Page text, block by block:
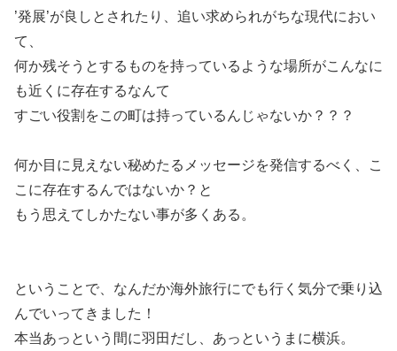
’発展’が良しとされたり、追い求められがちな現代におい
て、
何か残そうとするものを持っているような場所がこんなに
も近くに存在するなんて
すごい役割をこの町は持っているんじゃないか？？？
何か目に見えない秘めたるメッセージを発信するべく、こ
こに存在するんではないか？と
もう思えてしかたない事が多くある。
ということで、なんだか海外旅行にでも行く気分で乗り込
んでいってきました！
本当あっという間に羽田だし、あっというまに横浜。